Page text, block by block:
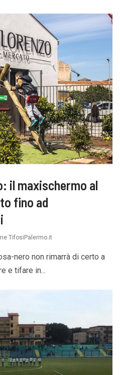
il maxischermo al
fino ad
TifosiPalermo.it
nero non rimarrà di certo a
e tifare in...